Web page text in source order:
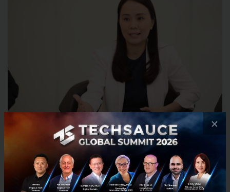
คุณมณีรัตน์ อนุโลมสมบัติ ประธานเจ้าหน้าที่บริหาร Sea (ประเทศไทย)
ด้านจุดแข็งของ SCB ที่ทำให้ Sea สนใจร่วมเป็นพันธมิตร
ในระยะยาว คุณมณีรัตน์กล่าวว่าแม้โลกจะขับเคลื่อนด้วย
กลไกทางดิจิทัลแต่ Banking ก็ยังเป็นส่วนสำคัญในชีวิต
×